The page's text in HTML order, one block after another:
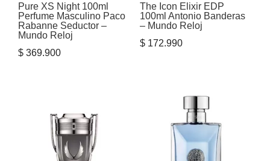
Pure XS Night 100ml
Perfume Masculino Paco
Rabanne Seductor –
Mundo Reloj
$ 369.900
The Icon Elixir EDP
100ml Antonio Banderas
– Mundo Reloj
$172.990